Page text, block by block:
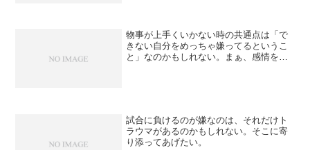
物事が上手くいかない時の共通点は「で
きない自分をめっちゃ嫌ってるというこ
と」なのかもしれない。まぁ、感情を吐
試合に負けるのが嫌なのは、それだけト
ラウマがあるのかもしれない。そこに寄
り添ってあげたい。